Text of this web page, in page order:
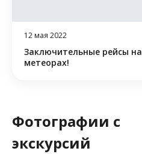
12 мая 2022
Заключительные рейсы на
метеорах!
Фотографии с
экскурсий